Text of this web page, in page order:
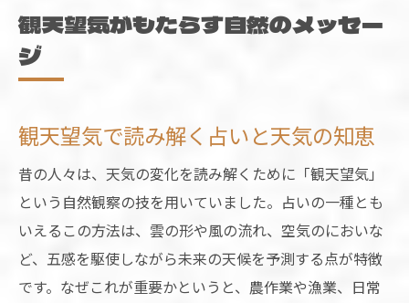
観天望気がもたらす自然のメッセー
ジ
観天望気で読み解く占いと天気の知恵
昔の人々は、天気の変化を読み解くために「観天望気」
という自然観察の技を用いていました。占いの一種とも
いえるこの方法は、雲の形や風の流れ、空気のにおいな
ど、五感を駆使しながら未来の天候を予測する点が特徴
です。なぜこれが重要かというと、農作業や漁業、日常